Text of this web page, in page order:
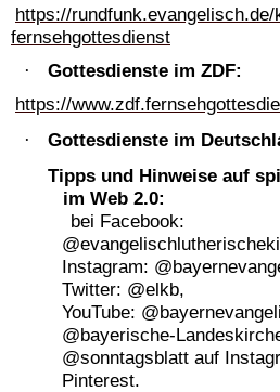
https://
fernsehgottesdienst
·
Gottesdienste im ZDF:
https://
·
Gottesdienste im
Tipps und Hinweise auf
im Web 2.0:
bei Facebook:
Instagram:
Twitter: @elkb,
YouTube:
@bayerische-
@sonntagsblatt auf
Pinterest.